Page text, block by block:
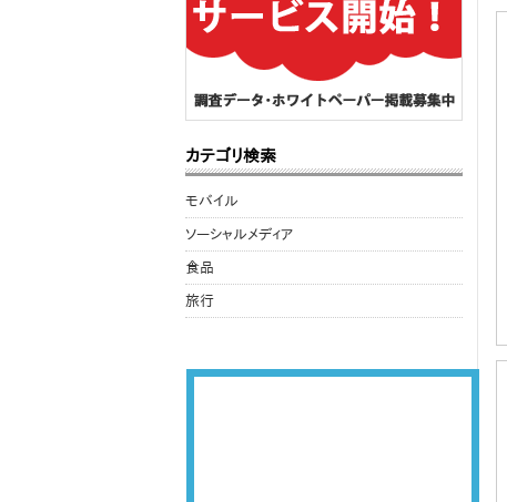
カテゴリ検索
モバイル
ソーシャルメディア
食品
旅行